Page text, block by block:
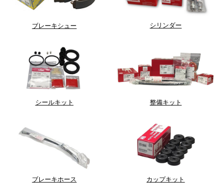
ブレーキシュー シリンダー
シールキット 整備キット
ブレーキホース カップキット